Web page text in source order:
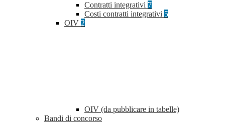
Contratti integrativi 7
Costi contratti integrativi 5
OIV 2
OIV (da pubblicare in tabelle)
Bandi di concorso